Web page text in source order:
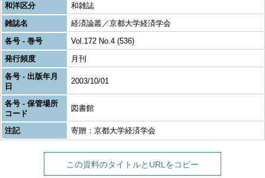
和洋区分
和雑誌
雑誌名
経済論叢／京都大学経済学会
各号 - 巻号
Vol.172 No.4 (536)
発行頻度
月刊
各号 - 出版年月
日
2003/10/01
各号 - 保管場所
コード
図書館
注記 寄贈：京都大学経済学会
この資料のタイトルとURLをコピー